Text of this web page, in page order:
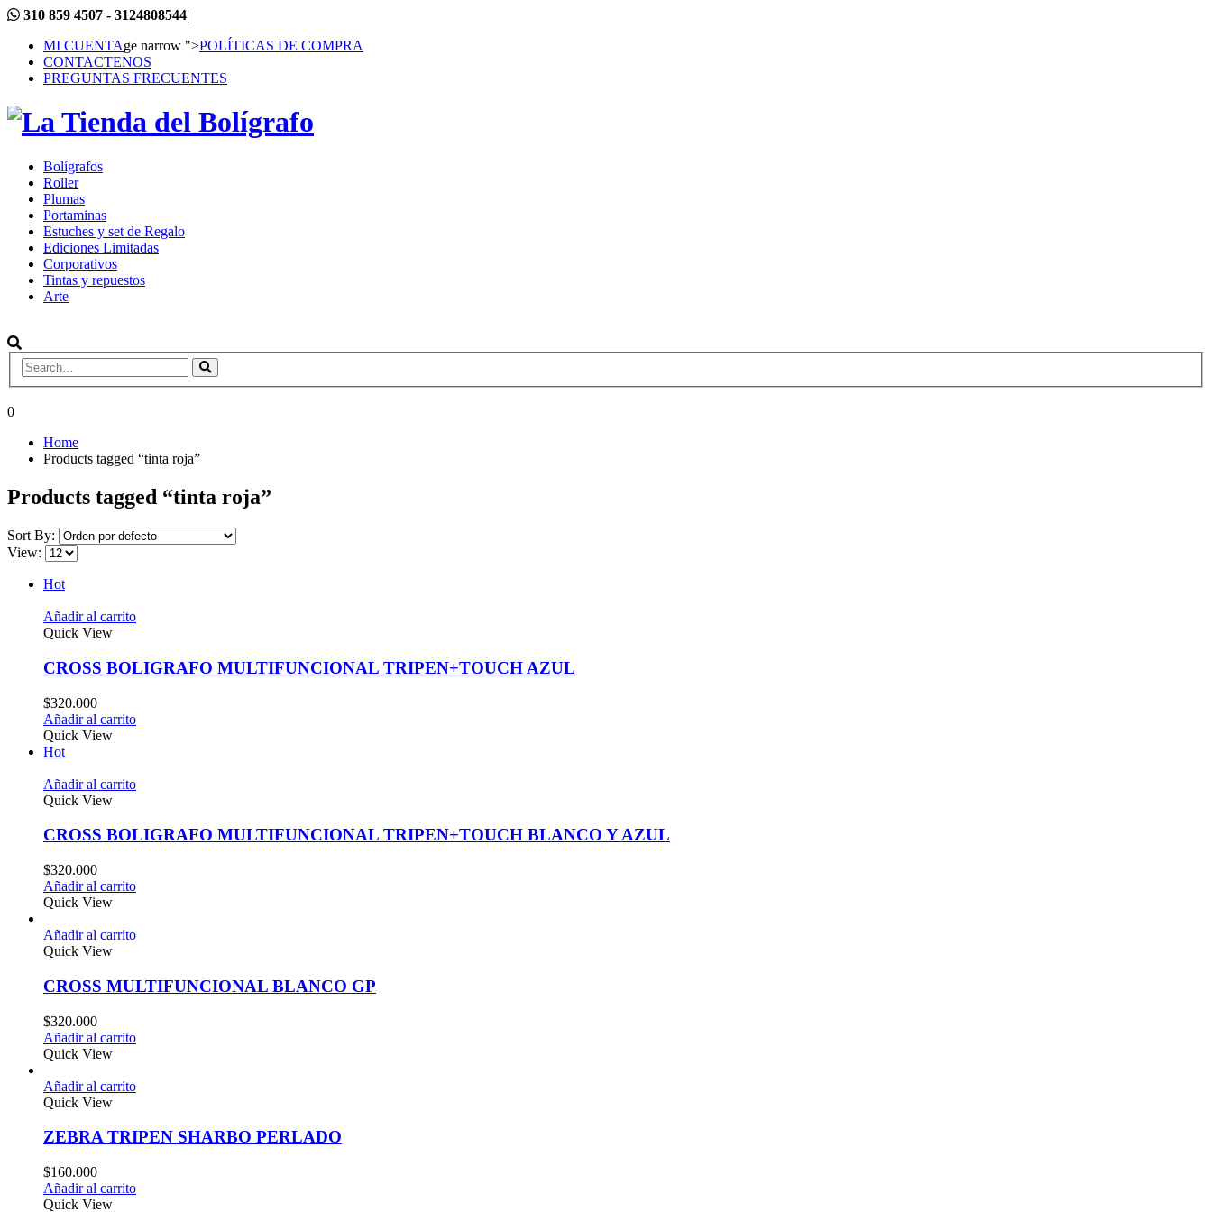
310 859 4507 - 3124808544|
MI CUENTAge narrow ">POLÍTICAS DE COMPRA
CONTACTENOS
PREGUNTAS FRECUENTES
Bolígrafos
Roller
Plumas
Portaminas
Estuches y set de Regalo
Ediciones Limitadas
Corporativos
Tintas y repuestos
Arte
0
Home
Products tagged “tinta roja”
Products tagged “tinta roja”
Sort By:
View:
Hot
Añadir al carrito
Quick View
CROSS BOLIGRAFO MULTIFUNCIONAL TRIPEN+TOUCH AZUL
$320.000
Añadir al carrito
Quick View
Hot
Añadir al carrito
Quick View
CROSS BOLIGRAFO MULTIFUNCIONAL TRIPEN+TOUCH BLANCO Y AZUL
$320.000
Añadir al carrito
Quick View
Añadir al carrito
Quick View
CROSS MULTIFUNCIONAL BLANCO GP
$320.000
Añadir al carrito
Quick View
Añadir al carrito
Quick View
ZEBRA TRIPEN SHARBO PERLADO
$160.000
Añadir al carrito
Quick View